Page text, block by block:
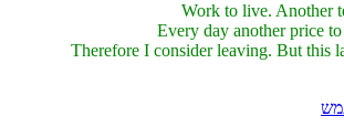
Work to live. Another
Every day another price
Therefore I consider leaving. But this